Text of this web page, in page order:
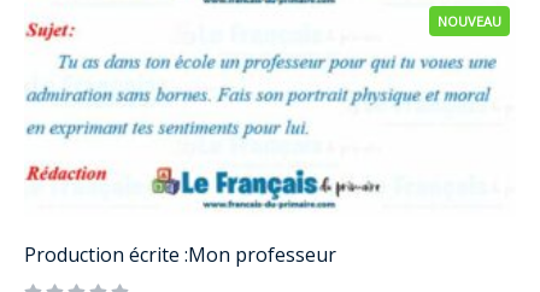
NOUVEAU
Production écrite :Mon professeur